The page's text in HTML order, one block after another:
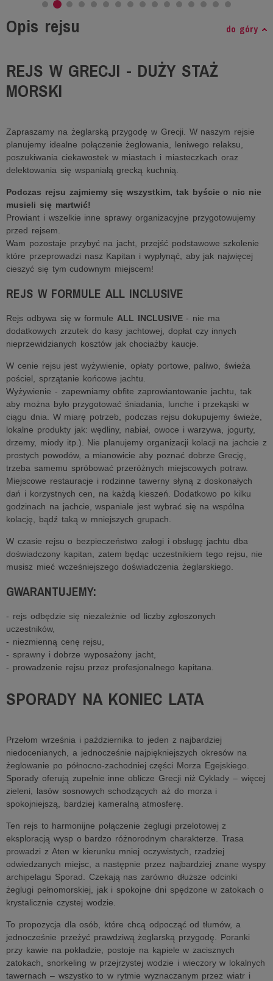
Opis rejsu do góry
REJS W GRECJI - DUŻY STAŻ
MORSKI
Zapraszamy na żeglarską przygodę w Grecji. W naszym rejsie
planujemy idealne połączenie żeglowania, leniwego relaksu,
poszukiwania ciekawostek w miastach i miasteczkach oraz
delektowania się wspaniałą grecką kuchnią.
Podczas rejsu zajmiemy się wszystkim, tak byście o nic nie
musieli się martwić!
Prowiant i wszelkie inne sprawy organizacyjne przygotowujemy
przed rejsem.
Wam pozostaje przybyć na jacht, przejść podstawowe szkolenie
które przeprowadzi nasz Kapitan i wypłynąć, aby jak najwięcej
cieszyć się tym cudownym miejscem!
REJS W FORMULE ALL INCLUSIVE
Rejs odbywa się w formule ALL INCLUSIVE- nie ma
dodatkowych zrzutek do kasy jachtowej, dopłat czy innych
nieprzewidzianych kosztów jak chociażby kaucje.
W cenie rejsu jest wyżywienie, opłaty portowe, paliwo, świeża
pościel, sprzątanie końcowe jachtu.
Wyżywienie - zapewniamy obfite zaprowiantowanie jachtu, tak
aby można było przygotować śniadania, lunche i przekąski w
ciągu dnia. W miarę potrzeb, podczas rejsu dokupujemy świeże,
lokalne produkty jak: wędliny, nabiał, owoce i warzywa, jogurty,
drzemy, miody itp.). Nie planujemy organizacji kolacji na jachcie z
prostych powodów, a mianowicie aby poznać dobrze Grecję,
trzeba samemu spróbować przeróżnych miejscowych potraw.
Miejscowe restauracje i rodzinne tawerny słyną z doskonałych
dań i korzystnych cen, na każdą kieszeń. Dodatkowo po kilku
godzinach na jachcie, wspaniale jest wybrać się na wspólna
kolację, bądź taką w mniejszych grupach.
W czasie rejsu o bezpieczeństwo załogi i obsługę jachtu dba
doświadczony kapitan, zatem będąc uczestnikiem tego rejsu, nie
musisz mieć wcześniejszego doświadczenia żeglarskiego.
GWARANTUJEMY:
- rejs odbędzie się niezależnie od liczby zgłoszonych
uczestników,
- niezmienną cenę rejsu,
- sprawny i dobrze wyposażony jacht,
- prowadzenie rejsu przez profesjonalnego kapitana.
SPORADY NA KONIEC LATA
Przełom września i października to jeden z najbardziej
niedocenianych, a jednocześnie najpiękniejszych okresów na
żeglowanie po północno-zachodniej części Morza Egejskiego.
Sporady oferują zupełnie inne oblicze Grecji niż Cyklady – więcej
zieleni, lasów sosnowych schodzących aż do morza i
spokojniejszą, bardziej kameralną atmosferę.
Ten rejs to harmonijne połączenie żeglugi przelotowej z
eksploracją wysp o bardzo różnorodnym charakterze. Trasa
prowadzi z Aten w kierunku mniej oczywistych, rzadziej
odwiedzanych miejsc, a następnie przez najbardziej znane wyspy
archipelagu Sporad. Czekają nas zarówno dłuższe odcinki
żeglugi pełnomorskiej, jak i spokojne dni spędzone w zatokach o
krystalicznie czystej wodzie.
To propozycja dla osób, które chcą odpocząć od tłumów, a
jednocześnie przeżyć prawdziwą żeglarską przygodę. Poranki
przy kawie na pokładzie, postoje na kąpiele w zacisznych
zatokach, snorkeling w przejrzystej wodzie i wieczory w lokalnych
tawernach – wszystko to w rytmie wyznaczanym przez wiatr i